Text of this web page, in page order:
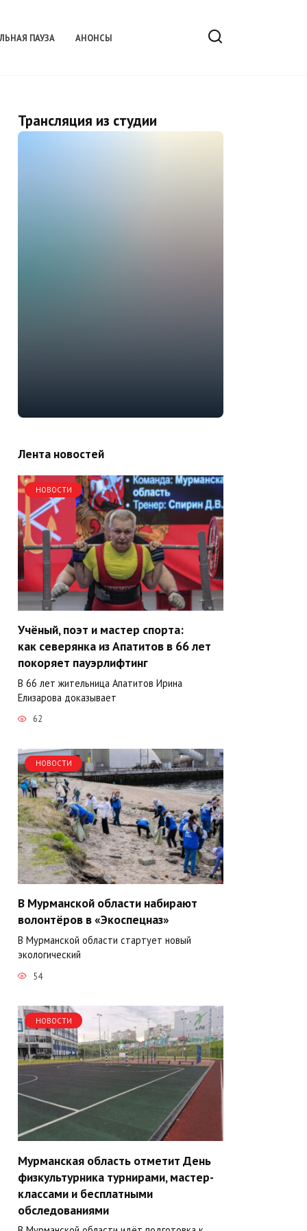
ПАУЗА АНОНСЫ
Трансляция из студии
Лента новостей
НОВОСТИ
Учёный, поэт и мастер спорта:
как северянка из Апатитов в 66 лет
покоряет пауэрлифтинг
В 66 лет жительница Апатитов Ирина
Елизарова доказывает
62
НОВОСТИ
В Мурманской области набирают
волонтёров в «Экоспецназ»
В Мурманской области стартует новый
экологический
54
НОВОСТИ
Мурманская область отметит День
физкультурника турнирами, мастер-
классами и бесплатными
обследованиями